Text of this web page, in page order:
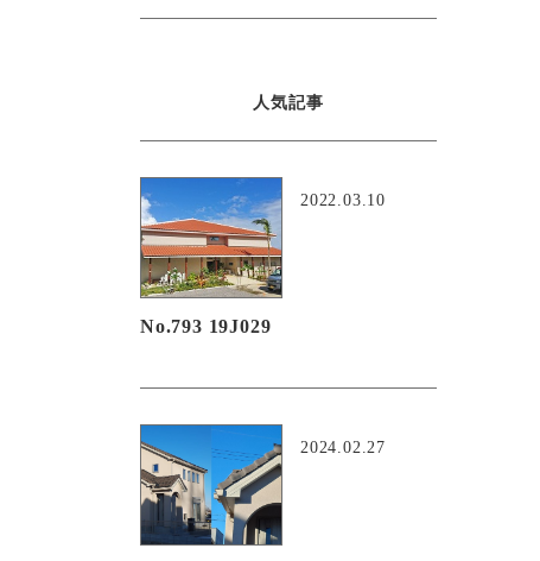
人気記事
2022.03.10
No.793 19J029
2024.02.27